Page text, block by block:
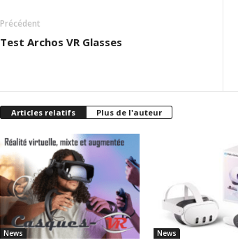
Précédent
Test Archos VR Glasses
Articles relatifs Plus de l'auteur
News News